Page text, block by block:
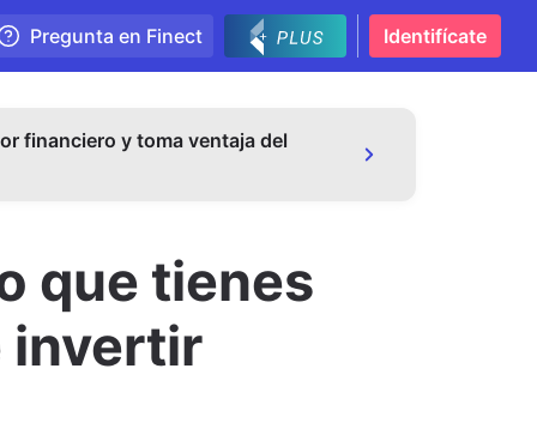
Pregunta en Finect Identifícate
financiero y toma ventaja del
que tienes
invertir